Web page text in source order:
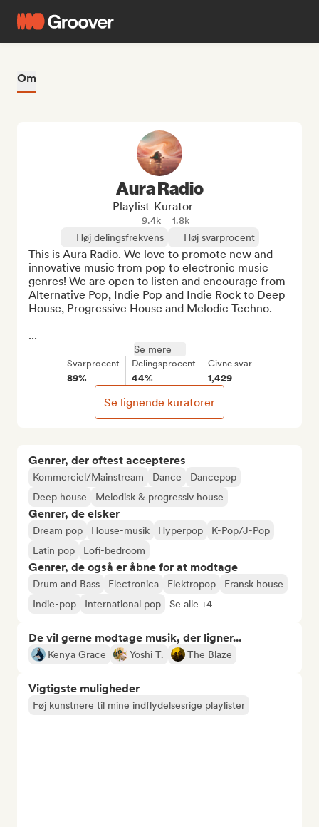
Om
Genrer, der oftest accepteres
Kommerciel/Mainstream Dance
Dancepop
Deep house
Melodisk & progressiv house
Genrer, de elsker
Dream pop House-musik Hyperpop
K-Pop/J-Pop
Latin pop
Lofi-bedroom
Genrer, de også er åbne for at modtage
Drum and Bass Electronica Elektropop
Fransk house
Indie-pop
International pop Se alle +4
De vil gerne modtage musik, der ligner...
Kenya Grace Yoshi T. The Blaze
Vigtigste muligheder
Føj kunstnere til mine indflydelsesrige playlister
Aura Radio
Playlist-Kurator
9.4k
1.8k
Høj delingsfrekvens
Høj svarprocent
This is Aura Radio. We love to promote new and
innovative music from pop to electronic music
genres! We are open to listen and encourage from
Alternative Pop, Indie Pop and Indie Rock to Deep
House, Progressive House and Melodic Techno.
...
Se mere
Svarprocent
89%
Delingsprocent
44%
Givne svar
1,429
Se lignende kuratorer